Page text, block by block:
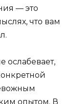
— это
что вам
ослабевает,
опытом. В